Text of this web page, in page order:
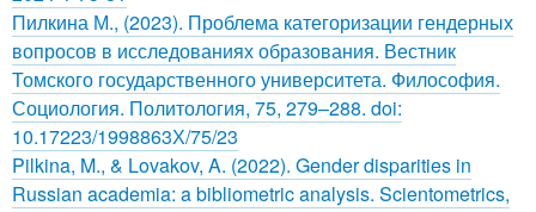
Пилкина М., (2023). Проблема категоризации гендерных
вопросов в исследованиях образования. Вестник
Томского государственного университета. Философия.
Социология. Политология, 75, 279–288. doi:
10.17223/1998863Х/75/23
Pilkina, M., & Lovakov, A. (2022). Gender disparities in
Russian academia: a bibliometric analysis. Scientometrics,